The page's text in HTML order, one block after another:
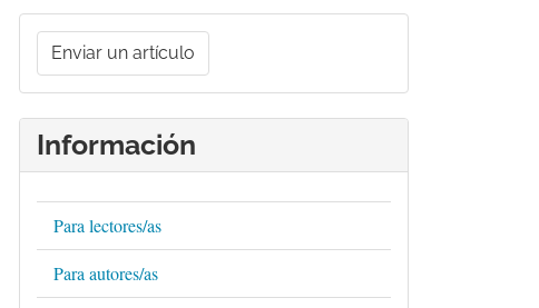
Enviar
artículo
Enviar un artículo
Información
Para lectores/as
Para autores/as